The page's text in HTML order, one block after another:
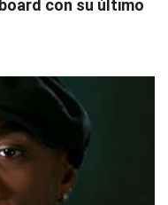
con su último